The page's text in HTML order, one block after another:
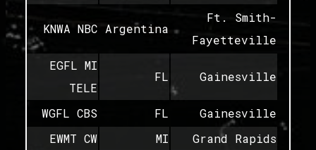
Ft. Smith-
Fayetteville
Argentina
KNWA NBC
Gainesville
FL
EGFL MI
TELE
Gainesville
FL
WGFL CBS
Grand Rapids
MI
EWMT CW